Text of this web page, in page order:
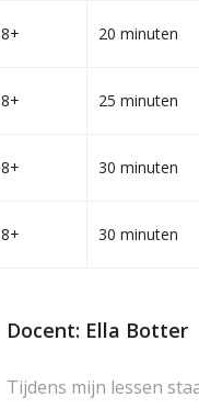
8+ 20 minuten
8+ 25 minuten
8+ 30 minuten
8+ 30 minuten
Docent: Ella Botter
Tijdens mijn lessen